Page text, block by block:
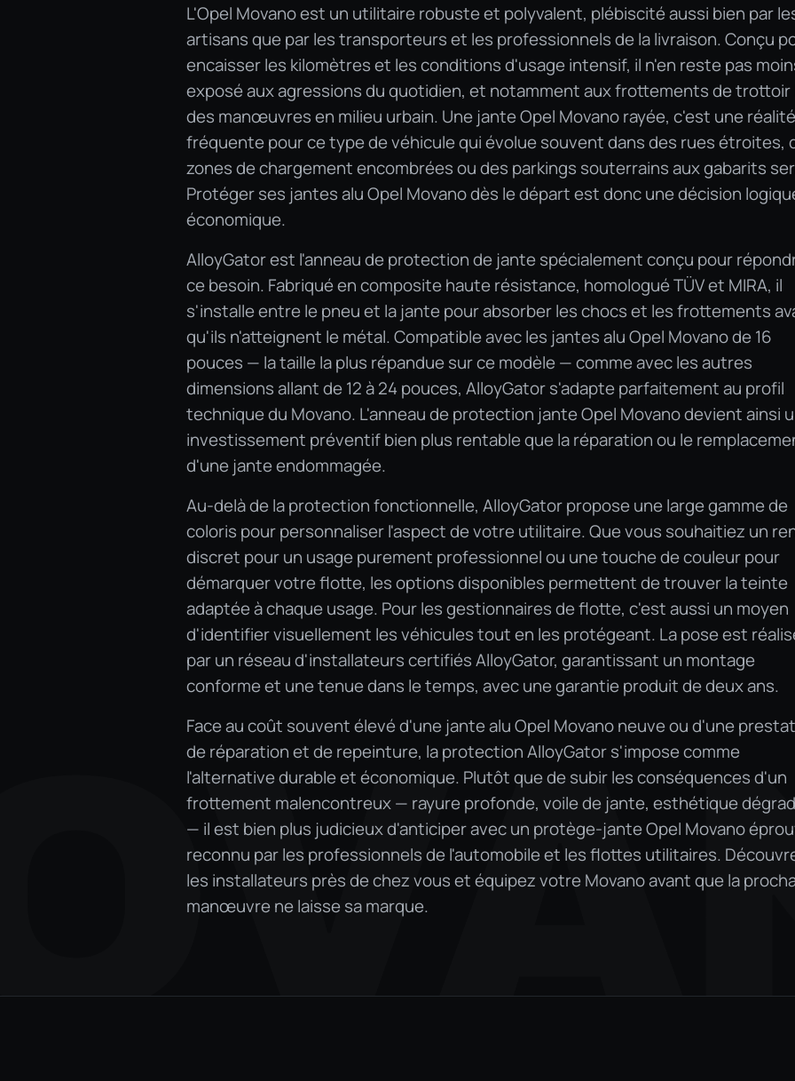
L'Opel Movano est un utilitaire robuste et polyvalent, plébiscité aussi bien par
artisans que par les transporteurs et les professionnels de la livraison. Conçu
encaisser les kilomètres et les conditions d'usage intensif, il n'en reste pas
exposé aux agressions du quotidien, et notamment aux frottements de trottoir
des manœuvres en milieu urbain. Une jante Opel Movano rayée, c'est une réalité
fréquente pour ce type de véhicule qui évolue souvent dans des rues étroites,
zones de chargement encombrées ou des parkings souterrains aux gabarits
Protéger ses jantes alu Opel Movano dès le départ est donc une décision
économique.
AlloyGator est l'anneau de protection de jante spécialement conçu pour
ce besoin. Fabriqué en composite haute résistance, homologué TÜV et MIRA, il
s'installe entre le pneu et la jante pour absorber les chocs et les frottements
qu'ils n'atteignent le métal. Compatible avec les jantes alu Opel Movano de 16
pouces — la taille la plus répandue sur ce modèle — comme avec les autres
dimensions allant de 12 à 24 pouces, AlloyGator s'adapte parfaitement au profil
technique du Movano. L'anneau de protection jante Opel Movano devient ainsi
investissement préventif bien plus rentable que la réparation ou le
d'une jante endommagée.
Au-delà de la protection fonctionnelle, AlloyGator propose une large gamme de
coloris pour personnaliser l'aspect de votre utilitaire. Que vous souhaitiez un
discret pour un usage purement professionnel ou une touche de couleur pour
démarquer votre flotte, les options disponibles permettent de trouver la teinte
adaptée à chaque usage. Pour les gestionnaires de flotte, c'est aussi un moyen
d'identifier visuellement les véhicules tout en les protégeant. La pose est
par un réseau d'installateurs certifiés AlloyGator, garantissant un montage
conforme et une tenue dans le temps, avec une garantie produit de deux ans.
Face au coût souvent élevé d'une jante alu Opel Movano neuve ou d'une
de réparation et de repeinture, la protection AlloyGator s'impose comme
l'alternative durable et économique. Plutôt que de subir les conséquences d'un
frottement malencontreux — rayure profonde, voile de jante, esthétique
— il est bien plus judicieux d'anticiper avec un protège-jante Opel Movano
reconnu par les professionnels de l'automobile et les flottes utilitaires.
les installateurs près de chez vous et équipez votre Movano avant que la
manœuvre ne laisse sa marque.